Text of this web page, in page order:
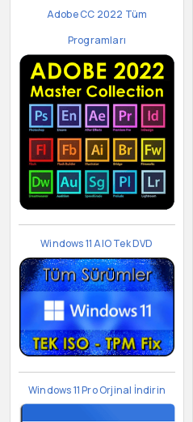
Adobe CC 2022 Tüm
Programları
Windows 11 AIO Tek DVD
Windows 11 Pro Orjinal İndirin